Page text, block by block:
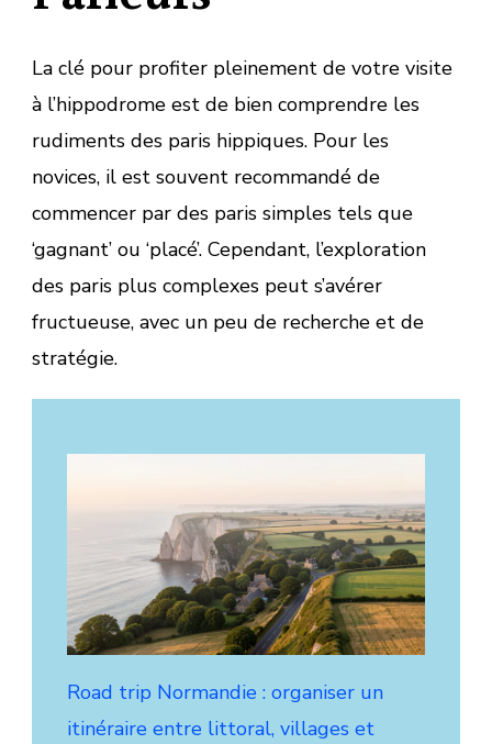
La clé pour profiter pleinement de votre visite
à l’hippodrome est de bien comprendre les
rudiments des paris hippiques. Pour les
novices, il est souvent recommandé de
commencer par des paris simples tels que
‘gagnant’ ou ‘placé’. Cependant, l’exploration
des paris plus complexes peut s’avérer
fructueuse, avec un peu de recherche et de
stratégie.
Road trip Normandie : organiser un
itinéraire entre littoral, villages et